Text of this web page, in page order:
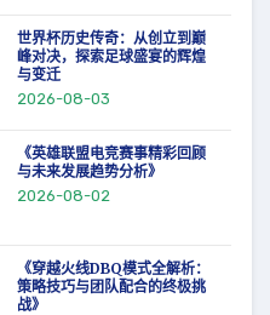
世界杯历史传奇：从创立到巅
峰对决，探索足球盛宴的辉煌
与变迁
2026-08-03
《英雄联盟电竞赛事精彩回顾
与未来发展趋势分析》
2026-08-02
《穿越火线DBQ模式全解析：
策略技巧与团队配合的终极挑
战》